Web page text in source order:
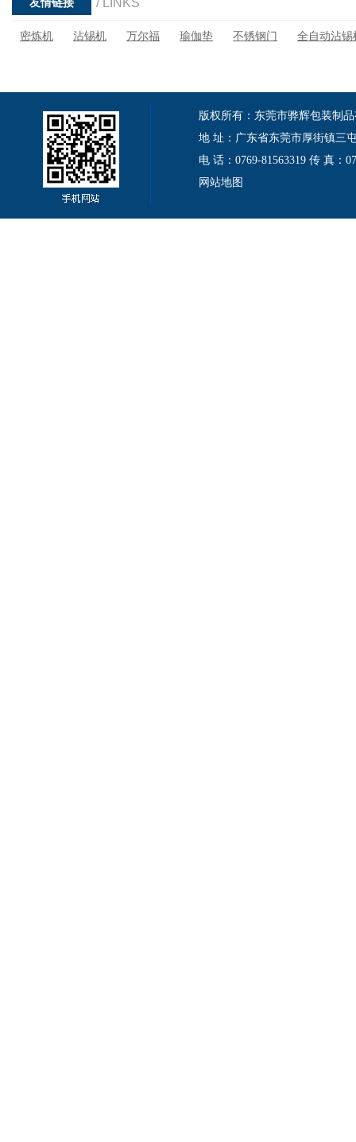
友情链接 / LINKS
密炼机 沾锡机 万尔福 瑜伽垫 不锈钢门 全自动沾锡
版权所有：东莞市骅辉包装制品
地 址：广东省东莞市厚街镇三
电 话：0769-81563319 传 真：
网站地图